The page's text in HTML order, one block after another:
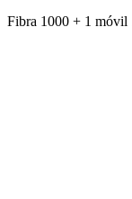
Fibra 1000 + 1 móvil